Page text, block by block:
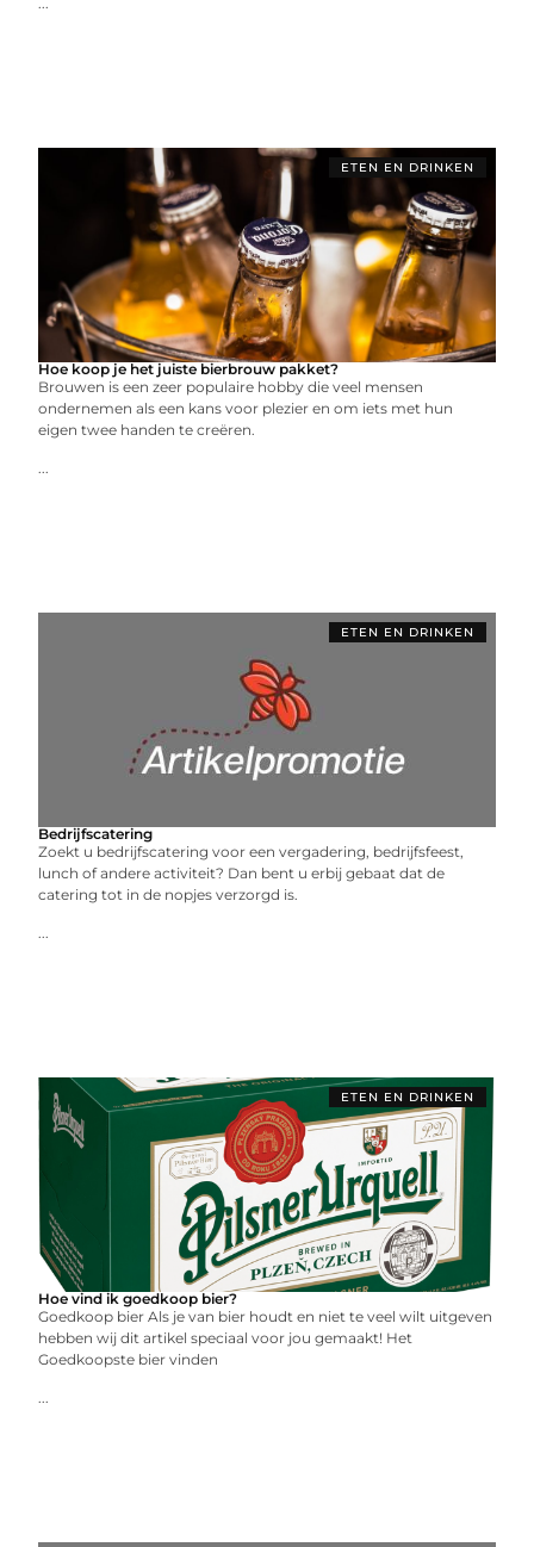
ETEN EN DRINKEN
Hoe koop je het juiste bierbrouw pakket?
Brouwen is een zeer populaire hobby die veel mensen
ondernemen als een kans voor plezier en om iets met hun
eigen twee handen te creëren.
...
ETEN EN DRINKEN
Bedrijfscatering
Zoekt u bedrijfscatering voor een vergadering, bedrijfsfeest,
lunch of andere activiteit? Dan bent u erbij gebaat dat de
catering tot in de nopjes verzorgd is.
...
ETEN EN DRINKEN
Hoe vind ik goedkoop bier?
Goedkoop bier Als je van bier houdt en niet te veel wilt uitgeven
hebben wij dit artikel speciaal voor jou gemaakt! Het
Goedkoopste bier vinden
...